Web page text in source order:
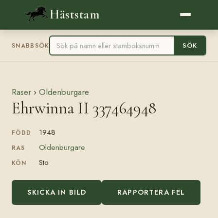
Häststam
SNABBSÖK SÖK
Raser › Oldenburgare
Ehrwinna II 337464948
FÖDD 1948
RAS Oldenburgare
KÖN Sto
SKICKA IN BILD RAPPORTERA FEL